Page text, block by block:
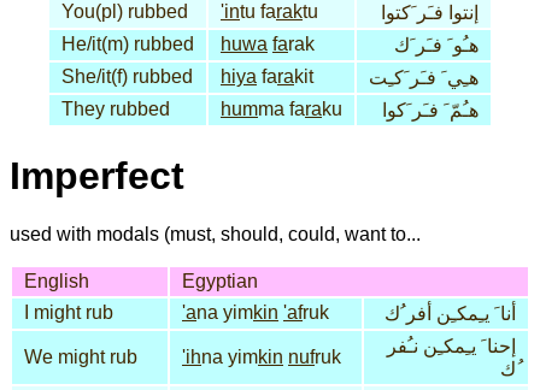
You(pl) rubbed
'intu faraktu
إنتوا فـَر َكتوا
He/it(m) rubbed
huwa farak
هـُو َ فـَر َك
She/it(f) rubbed
hiya farakit
هـِي َ فـَر َكـِت
They rubbed
humma faraku هـُمّ َ فـَر َكوا
Imperfect
used with modals (must, should, could, want to...
English
Egyptian
I might rub
'ana yimkin 'afruk أنا َ يـِمكـِن أفر ُك
We might rub 'ihna yimkin nufruk
إحنا َ يـِمكـِن نـُفر
ُك